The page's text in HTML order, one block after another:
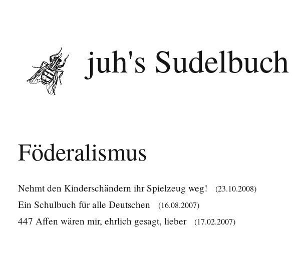
juh's Sudelbuch
Föderalismus
Nehmt den Kinderschändern ihr Spielzeug weg! (23.10.2008)
Ein Schulbuch für alle Deutschen (16.08.2007)
447 Affen wären mir, ehrlich gesagt, lieber (17.02.2007)